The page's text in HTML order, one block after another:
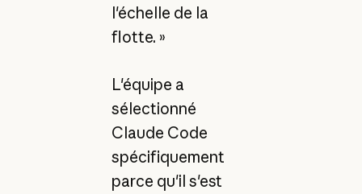
l'échelle de la
flotte. »
L'équipe a
sélectionné
Claude Code
spécifiquement
parce qu'il s'est